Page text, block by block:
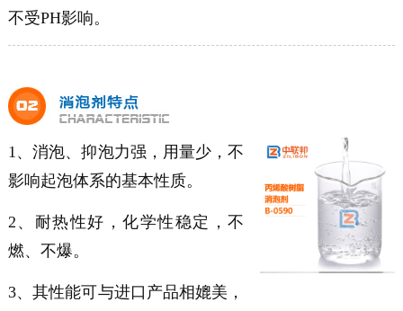
不受PH影响。
1、消泡、抑泡力强，用量少，不
影响起泡体系的基本性质。
2、耐热性好，化学性稳定，不
燃、不爆。
3、其性能可与进口产品相媲美，